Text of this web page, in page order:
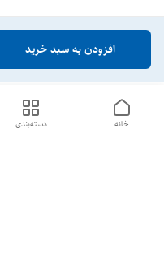
افزودن به سبد خرید
دسته‌بندی خانه